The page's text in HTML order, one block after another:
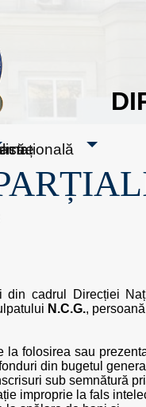
din cadrul Direcției
N.C.G.,
la folosirea sau
din bugetul
sub semnătură
improprie la fals